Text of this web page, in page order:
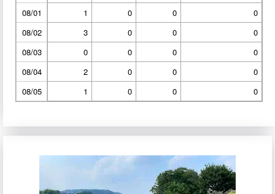
08/01
1 0 0
0
08/02
3 0 0
0
08/03
0 0 0
0
08/04
2 0 0
0
08/05
1 0 0 0